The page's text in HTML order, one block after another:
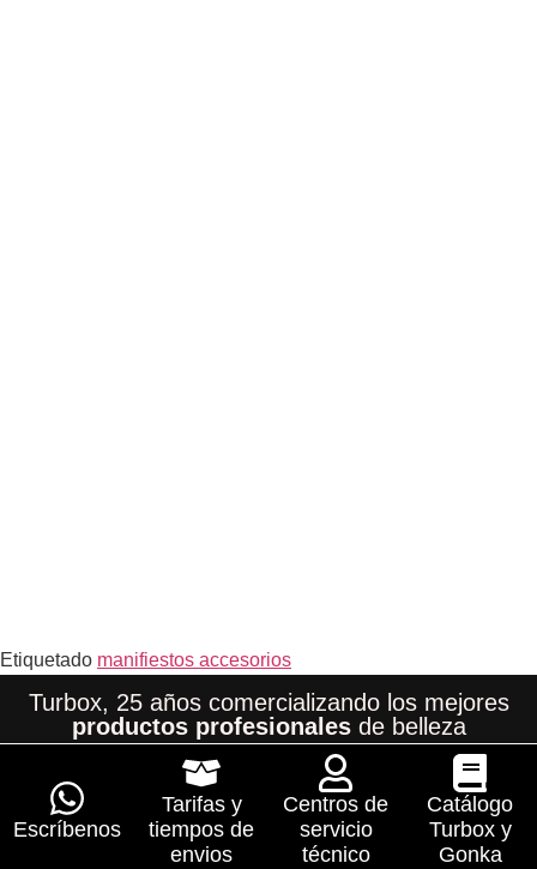
Etiquetado manifiestos accesorios
Turbox, 25 años comercializando los mejores
productos profesionalesde belleza
Escríbenos
Tarifas y
tiempos de
envios
Centros de
servicio
técnico
Catálogo
Turbox y
Gonka